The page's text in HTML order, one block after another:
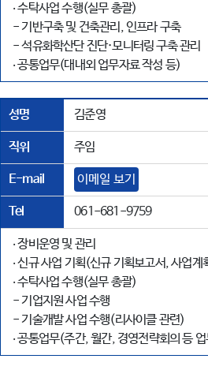
‧ 수탁사업 수행(실무 총괄)
- 기반구축 및 건축관리, 인프라 구축
- 석유화학산단 진단·모니터링 구축 관리
‧ 공통업무(대내외 업무자료 작성 등)
성명 김준영
직위 주임
E-mail 이메일 보기
Tel 061-681-9759
‧ 장비운영 및 관리
‧ 신규 사업 기획(신규 기획보고서, 사업계
‧ 수탁사업 수행(실무 총괄)
- 기업지원 사업 수행
- 기술개발 사업 수행(리사이클 관련)
‧ 공통업무(주간, 월간, 경영전략회의 등